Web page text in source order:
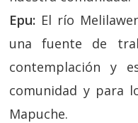
Epu: El río
una fuente de
contemplación y
comunidad y para
Mapuche.